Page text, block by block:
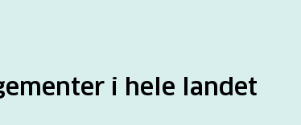
i hele landet